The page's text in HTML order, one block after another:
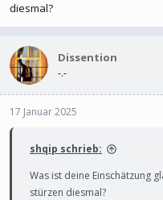
diesmal?
Dissention
-.-
17 Januar 2025
shqip schrieb:
Was ist deine Einschätzung
stürzen diesmal?